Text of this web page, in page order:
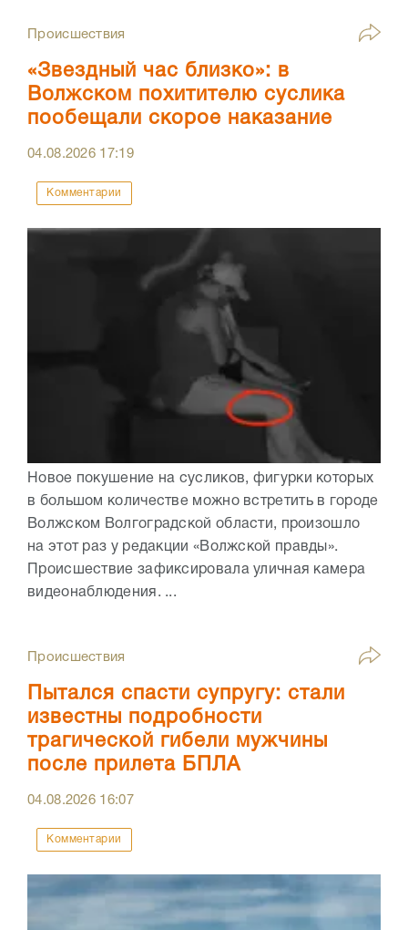
Происшествия
«Звездный час близко»: в
Волжском похитителю суслика
пообещали скорое наказание
04.08.2026 17:19
Комментарии
Новое покушение на сусликов, фигурки которых
в большом количестве можно встретить в городе
Волжском Волгоградской области, произошло
на этот раз у редакции «Волжской правды».
Происшествие зафиксировала уличная камера
видеонаблюдения. ...
Происшествия
Пытался спасти супругу: стали
известны подробности
трагической гибели мужчины
после прилета БПЛА
04.08.2026 16:07
Комментарии